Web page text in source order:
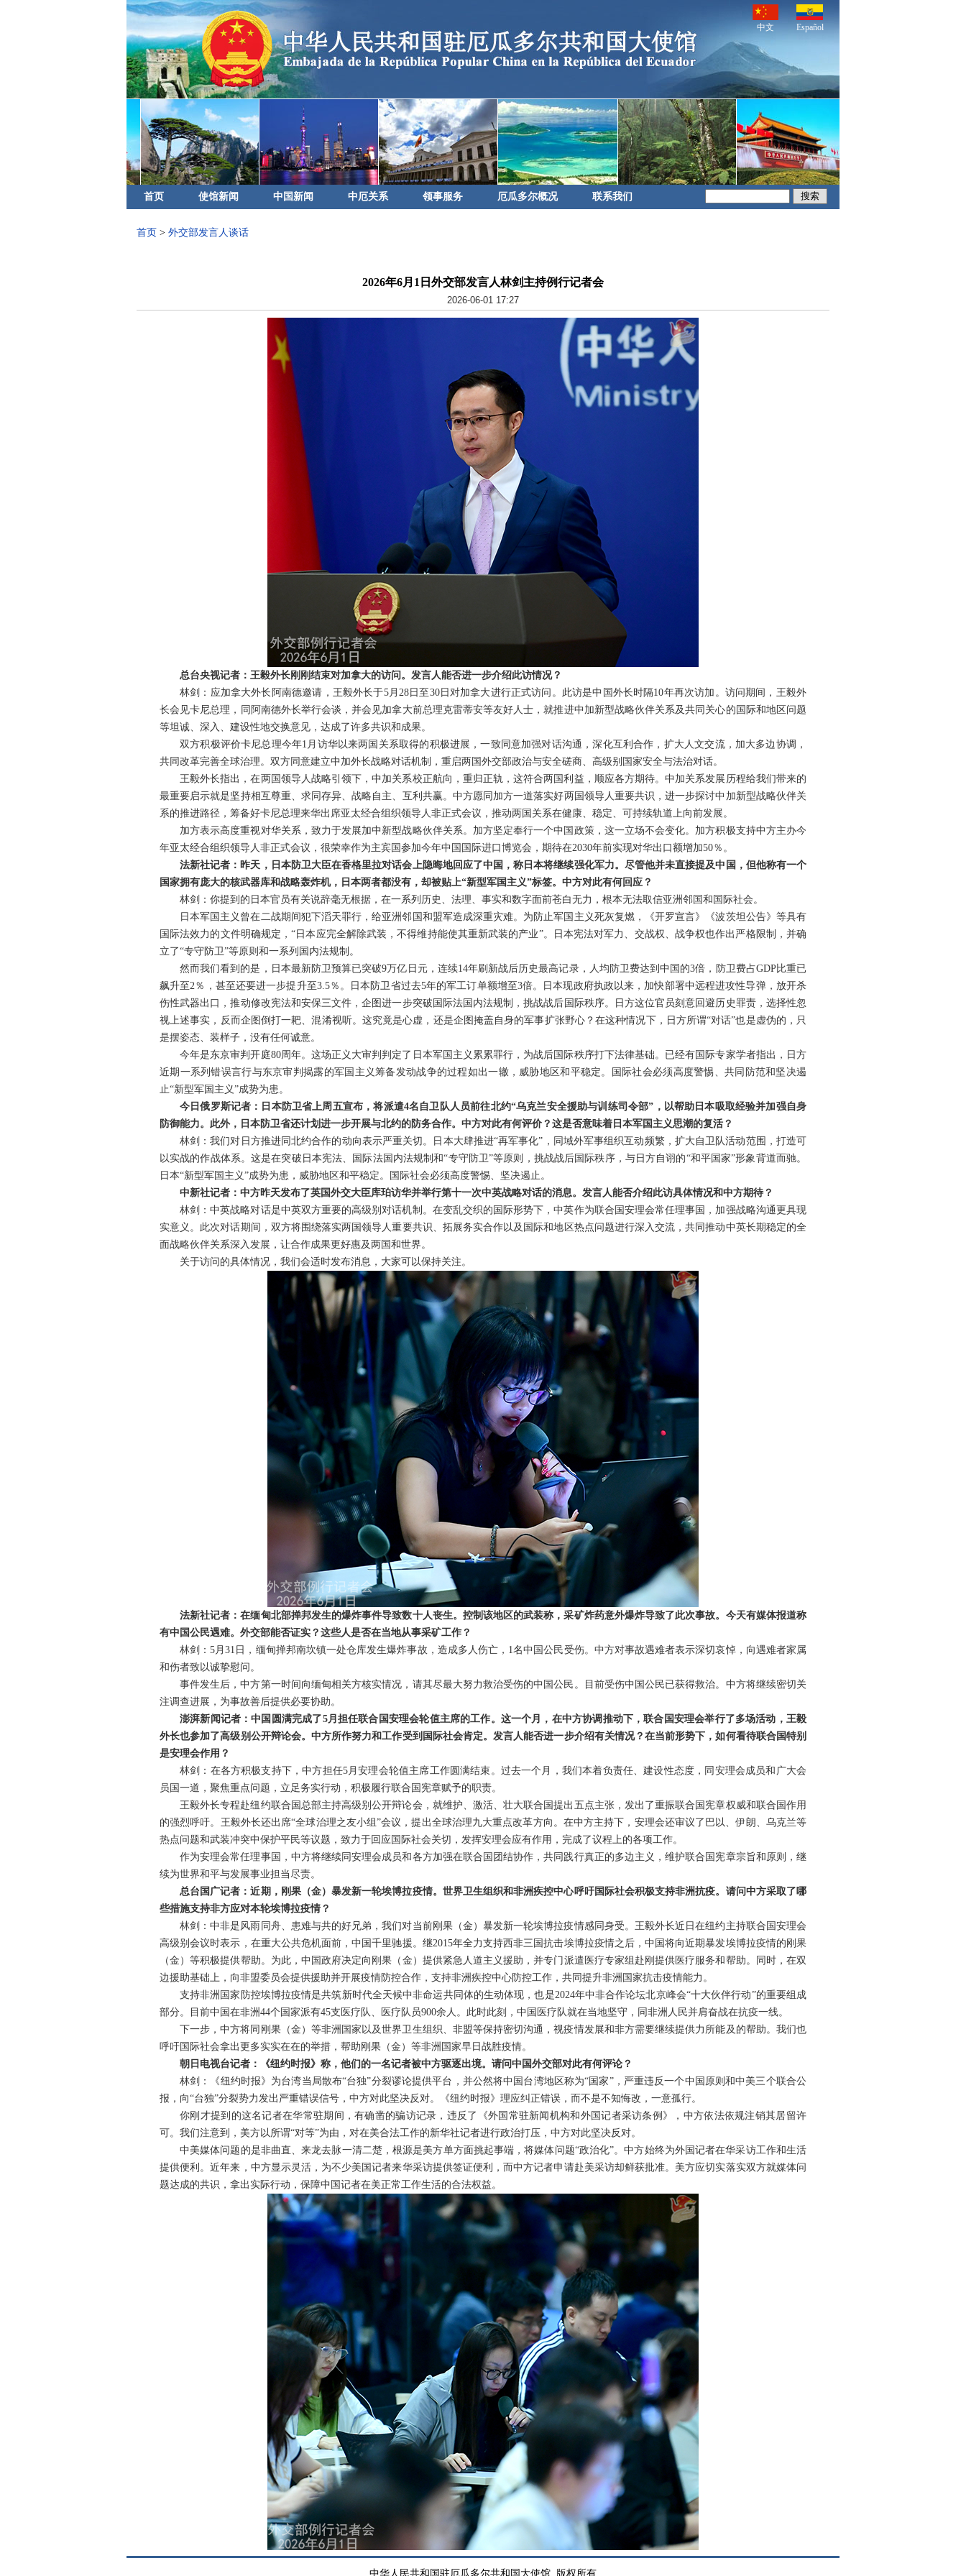
中文 Español
首页 使馆新闻 中国新闻 中厄关系 领事服务 厄瓜多尔概况 联系我们
首页 > 外交部发言人谈话
2026年6月1日外交部发言人林剑主持例行记者会
2026-06-01 17:27
总台央视记者：王毅外长刚刚结束对加拿大的访问。发言人能否进一步介绍此访情况？
林剑：应加拿大外长阿南德邀请，王毅外长于5月28日至30日对加拿大进行正式访问。此访是中国外长时隔10年再次访加。访问期间，王毅外
长会见卡尼总理，同阿南德外长举行会谈，并会见加拿大前总理克雷蒂安等友好人士，就推进中加新型战略伙伴关系及共同关心的国际和地区问题
等坦诚、深入、建设性地交换意见，达成了许多共识和成果。
双方积极评价卡尼总理今年1月访华以来两国关系取得的积极进展，一致同意加强对话沟通，深化互利合作，扩大人文交流，加大多边协调，
共同改革完善全球治理。双方同意建立中加外长战略对话机制，重启两国外交部政治与安全磋商、高级别国家安全与法治对话。
王毅外长指出，在两国领导人战略引领下，中加关系校正航向，重归正轨，这符合两国利益，顺应各方期待。中加关系发展历程给我们带来的
最重要启示就是坚持相互尊重、求同存异、战略自主、互利共赢。中方愿同加方一道落实好两国领导人重要共识，进一步探讨中加新型战略伙伴关
系的推进路径，筹备好卡尼总理来华出席亚太经合组织领导人非正式会议，推动两国关系在健康、稳定、可持续轨道上向前发展。
加方表示高度重视对华关系，致力于发展加中新型战略伙伴关系。加方坚定奉行一个中国政策，这一立场不会变化。加方积极支持中方主办今
年亚太经合组织领导人非正式会议，很荣幸作为主宾国参加今年中国国际进口博览会，期待在2030年前实现对华出口额增加50％。
法新社记者：昨天，日本防卫大臣在香格里拉对话会上隐晦地回应了中国，称日本将继续强化军力。尽管他并未直接提及中国，但他称有一个
国家拥有庞大的核武器库和战略轰炸机，日本两者都没有，却被贴上“新型军国主义”标签。中方对此有何回应？
林剑：你提到的日本官员有关说辞毫无根据，在一系列历史、法理、事实和数字面前苍白无力，根本无法取信亚洲邻国和国际社会。
日本军国主义曾在二战期间犯下滔天罪行，给亚洲邻国和盟军造成深重灾难。为防止军国主义死灰复燃，《开罗宣言》《波茨坦公告》等具有
国际法效力的文件明确规定，“日本应完全解除武装，不得维持能使其重新武装的产业”。日本宪法对军力、交战权、战争权也作出严格限制，并确
立了“专守防卫”等原则和一系列国内法规制。
然而我们看到的是，日本最新防卫预算已突破9万亿日元，连续14年刷新战后历史最高记录，人均防卫费达到中国的3倍，防卫费占GDP比重已
飙升至2％，甚至还要进一步提升至3.5％。日本防卫省过去5年的军工订单额增至3倍。日本现政府执政以来，加快部署中远程进攻性导弹，放开杀
伤性武器出口，推动修改宪法和安保三文件，企图进一步突破国际法国内法规制，挑战战后国际秩序。日方这位官员刻意回避历史罪责，选择性忽
视上述事实，反而企图倒打一耙、混淆视听。这究竟是心虚，还是企图掩盖自身的军事扩张野心？在这种情况下，日方所谓“对话”也是虚伪的，只
是摆姿态、装样子，没有任何诚意。
今年是东京审判开庭80周年。这场正义大审判判定了日本军国主义累累罪行，为战后国际秩序打下法律基础。已经有国际专家学者指出，日方
近期一系列错误言行与东京审判揭露的军国主义筹备发动战争的过程如出一辙，威胁地区和平稳定。国际社会必须高度警惕、共同防范和坚决遏
止“新型军国主义”成势为患。
今日俄罗斯记者：日本防卫省上周五宣布，将派遣4名自卫队人员前往北约“乌克兰安全援助与训练司令部”，以帮助日本吸取经验并加强自身
防御能力。此外，日本防卫省还计划进一步开展与北约的防务合作。中方对此有何评价？这是否意味着日本军国主义思潮的复活？
林剑：我们对日方推进同北约合作的动向表示严重关切。日本大肆推进“再军事化”，同域外军事组织互动频繁，扩大自卫队活动范围，打造可
以实战的作战体系。这是在突破日本宪法、国际法国内法规制和“专守防卫”等原则，挑战战后国际秩序，与日方自诩的“和平国家”形象背道而驰。
日本“新型军国主义”成势为患，威胁地区和平稳定。国际社会必须高度警惕、坚决遏止。
中新社记者：中方昨天发布了英国外交大臣库珀访华并举行第十一次中英战略对话的消息。发言人能否介绍此访具体情况和中方期待？
林剑：中英战略对话是中英双方重要的高级别对话机制。在变乱交织的国际形势下，中英作为联合国安理会常任理事国，加强战略沟通更具现
实意义。此次对话期间，双方将围绕落实两国领导人重要共识、拓展务实合作以及国际和地区热点问题进行深入交流，共同推动中英长期稳定的全
面战略伙伴关系深入发展，让合作成果更好惠及两国和世界。
关于访问的具体情况，我们会适时发布消息，大家可以保持关注。
法新社记者：在缅甸北部掸邦发生的爆炸事件导致数十人丧生。控制该地区的武装称，采矿炸药意外爆炸导致了此次事故。今天有媒体报道称
有中国公民遇难。外交部能否证实？这些人是否在当地从事采矿工作？
林剑：5月31日，缅甸掸邦南坎镇一处仓库发生爆炸事故，造成多人伤亡，1名中国公民受伤。中方对事故遇难者表示深切哀悼，向遇难者家属
和伤者致以诚挚慰问。
事件发生后，中方第一时间向缅甸相关方核实情况，请其尽最大努力救治受伤的中国公民。目前受伤中国公民已获得救治。中方将继续密切关
注调查进展，为事故善后提供必要协助。
澎湃新闻记者：中国圆满完成了5月担任联合国安理会轮值主席的工作。这一个月，在中方协调推动下，联合国安理会举行了多场活动，王毅
外长也参加了高级别公开辩论会。中方所作努力和工作受到国际社会肯定。发言人能否进一步介绍有关情况？在当前形势下，如何看待联合国特别
是安理会作用？
林剑：在各方积极支持下，中方担任5月安理会轮值主席工作圆满结束。过去一个月，我们本着负责任、建设性态度，同安理会成员和广大会
员国一道，聚焦重点问题，立足务实行动，积极履行联合国宪章赋予的职责。
王毅外长专程赴纽约联合国总部主持高级别公开辩论会，就维护、激活、壮大联合国提出五点主张，发出了重振联合国宪章权威和联合国作用
的强烈呼吁。王毅外长还出席“全球治理之友小组”会议，提出全球治理九大重点改革方向。在中方主持下，安理会还审议了巴以、伊朗、乌克兰等
热点问题和武装冲突中保护平民等议题，致力于回应国际社会关切，发挥安理会应有作用，完成了议程上的各项工作。
作为安理会常任理事国，中方将继续同安理会成员和各方加强在联合国团结协作，共同践行真正的多边主义，维护联合国宪章宗旨和原则，继
续为世界和平与发展事业担当尽责。
总台国广记者：近期，刚果（金）暴发新一轮埃博拉疫情。世界卫生组织和非洲疾控中心呼吁国际社会积极支持非洲抗疫。请问中方采取了哪
些措施支持非方应对本轮埃博拉疫情？
林剑：中非是风雨同舟、患难与共的好兄弟，我们对当前刚果（金）暴发新一轮埃博拉疫情感同身受。王毅外长近日在纽约主持联合国安理会
高级别会议时表示，在重大公共危机面前，中国千里驰援。继2015年全力支持西非三国抗击埃博拉疫情之后，中国将向近期暴发埃博拉疫情的刚果
（金）等积极提供帮助。为此，中国政府决定向刚果（金）提供紧急人道主义援助，并专门派遣医疗专家组赴刚提供医疗服务和帮助。同时，在双
边援助基础上，向非盟委员会提供援助并开展疫情防控合作，支持非洲疾控中心防控工作，共同提升非洲国家抗击疫情能力。
支持非洲国家防控埃博拉疫情是共筑新时代全天候中非命运共同体的生动体现，也是2024年中非合作论坛北京峰会“十大伙伴行动”的重要组成
部分。目前中国在非洲44个国家派有45支医疗队、医疗队员900余人。此时此刻，中国医疗队就在当地坚守，同非洲人民并肩奋战在抗疫一线。
下一步，中方将同刚果（金）等非洲国家以及世界卫生组织、非盟等保持密切沟通，视疫情发展和非方需要继续提供力所能及的帮助。我们也
呼吁国际社会拿出更多实实在在的举措，帮助刚果（金）等非洲国家早日战胜疫情。
朝日电视台记者：《纽约时报》称，他们的一名记者被中方驱逐出境。请问中国外交部对此有何评论？
林剑：《纽约时报》为台湾当局散布“台独”分裂谬论提供平台，并公然将中国台湾地区称为“国家”，严重违反一个中国原则和中美三个联合公
报，向“台独”分裂势力发出严重错误信号，中方对此坚决反对。《纽约时报》理应纠正错误，而不是不知悔改，一意孤行。
你刚才提到的这名记者在华常驻期间，有确凿的骗访记录，违反了《外国常驻新闻机构和外国记者采访条例》，中方依法依规注销其居留许
可。我们注意到，美方以所谓“对等”为由，对在美合法工作的新华社记者进行政治打压，中方对此坚决反对。
中美媒体问题的是非曲直、来龙去脉一清二楚，根源是美方单方面挑起事端，将媒体问题“政治化”。中方始终为外国记者在华采访工作和生活
提供便利。近年来，中方显示灵活，为不少美国记者来华采访提供签证便利，而中方记者申请赴美采访却鲜获批准。美方应切实落实双方就媒体问
题达成的共识，拿出实际行动，保障中国记者在美正常工作生活的合法权益。
中华人民共和国驻厄瓜多尔共和国大使馆 版权所有